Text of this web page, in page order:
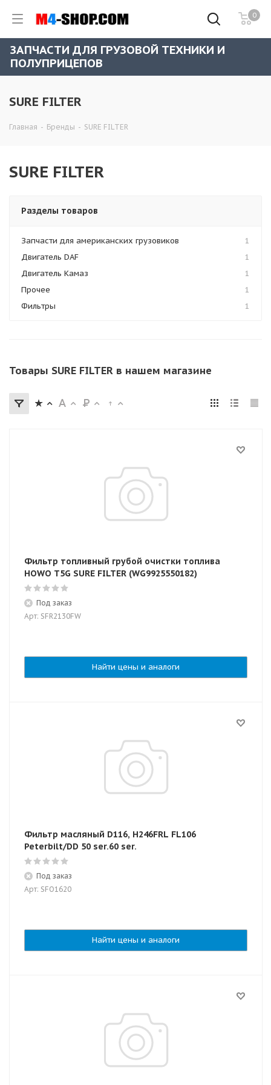
0
ЗАПЧАСТИ ДЛЯ ГРУЗОВОЙ ТЕХНИКИ И
ПОЛУПРИЦЕПОВ
SURE FILTER
Главная - Бренды - SURE FILTER
SURE FILTER
Разделы товаров
Запчасти для американских грузовиков
1
Двигатель DAF
1
Двигатель Камаз
1
Прочее
1
Фильтры
1
Товары SURE FILTER в нашем магазине
Фильтр топливный грубой очистки топлива
HOWO T5G SURE FILTER (WG9925550182)
Под заказ
Арт: SFR2130FW
Найти цены и аналоги
Фильтр масляный D116, H246FRL FL106
Peterbilt/DD 50 ser.60 ser.
Под заказ
Арт: SFO1620
Найти цены и аналоги